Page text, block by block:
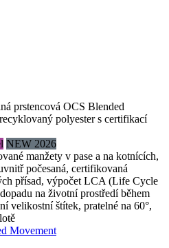
prstencová OCS Blended
polyester s certifikací
NEW 2026
manžety v pase a na kotnících,
počesaná, certifikovaná
přísad, výpočet LCA (Life Cycle
na životní prostředí během
velikostní štítek, pratelné na 60°,
Movement